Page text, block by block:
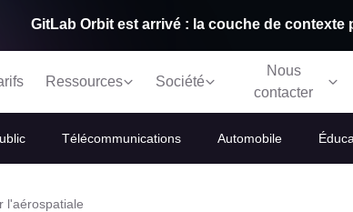
Ressources Société
Nous
contacter
GitLab Orbit est arrivé : la couche de contexte
Télécommunications Automobile
l'aérospatiale